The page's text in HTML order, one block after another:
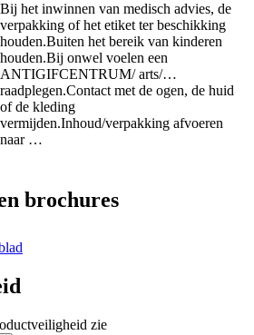
Bij het inwinnen van medisch advies, de
verpakking of het etiket ter beschikking
houden.Buiten het bereik van kinderen
houden.Bij onwel voelen een
ANTIGIFCENTRUM/ arts/…
raadplegen.Contact met de ogen, de huid
of de kleding
vermijden.Inhoud/verpakking afvoeren
naar …
brochures
zie